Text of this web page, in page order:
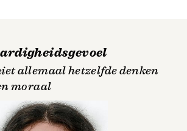
allemaal hetzelfde denken
moraal